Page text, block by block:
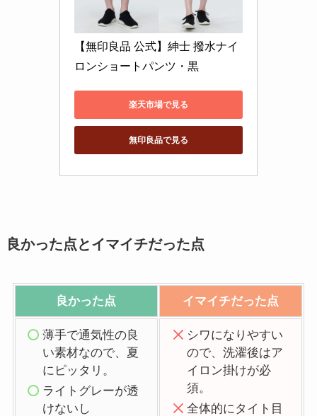
【無印良品 公式】紳士 撥水ナイ
ロンショートパンツ・黒
楽天市場で見る
無印良品で見る
良かった点とイマイチだった点
良かった点 イマイチだった点
薄手で通気性の良
い素材なので、夏
にピッタリ。
ライトグレーが透
けないし
シワになりやすい
ので、洗濯後はア
イロン掛けが必
須。
全体的にタイト目